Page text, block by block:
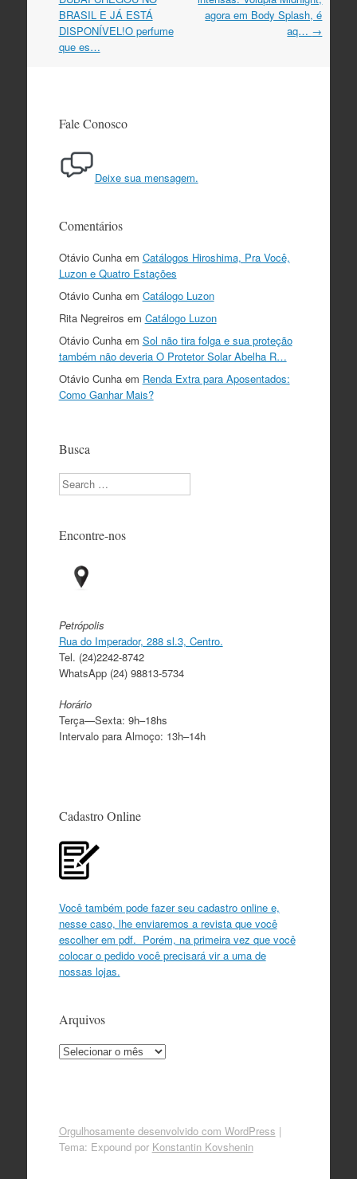
post
BRASIL E JÁ ESTÁ
DISPONÍVEL! ​ O perfume
que es…
agora em Body Splash, é
aq… →
Fale Conosco
Deixe sua mensagem.
Comentários
Otávio Cunhaem Catálogos Hiroshima, Pra Você,
Luzon e Quatro Estações
Otávio Cunhaem Catálogo Luzon
Rita Negreiros em Catálogo Luzon
Otávio Cunhaem Sol não tira folga e sua proteção
também não deveria O Protetor Solar Abelha R…
Otávio Cunhaem Renda Extra para Aposentados:
Como Ganhar Mais?
Busca
Search
Encontre-nos
Petrópolis
Rua do Imperador, 288 sl.3, Centro.
Tel. (24)2242-8742
WhatsApp (24) 98813-5734
Horário
Terça—Sexta: 9h–18hs
Intervalo para Almoço: 13h–14h
Cadastro Online
Você também pode fazer seu cadastro online e,
nesse caso, lhe enviaremos a revista que você
escolher em pdf. Porém, na primeira vez que você
colocar o pedido você precisará vir a uma de
nossas lojas.
Arquivos
Arquivos
Orgulhosamente desenvolvido com WordPress |
Tema: Expound por Konstantin Kovshenin